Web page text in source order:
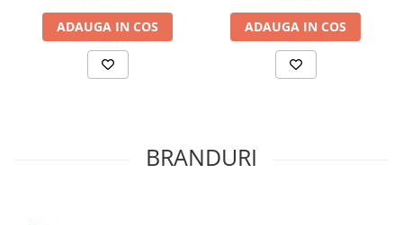
ADAUGA IN COS ADAUGA IN COS
BRANDURI